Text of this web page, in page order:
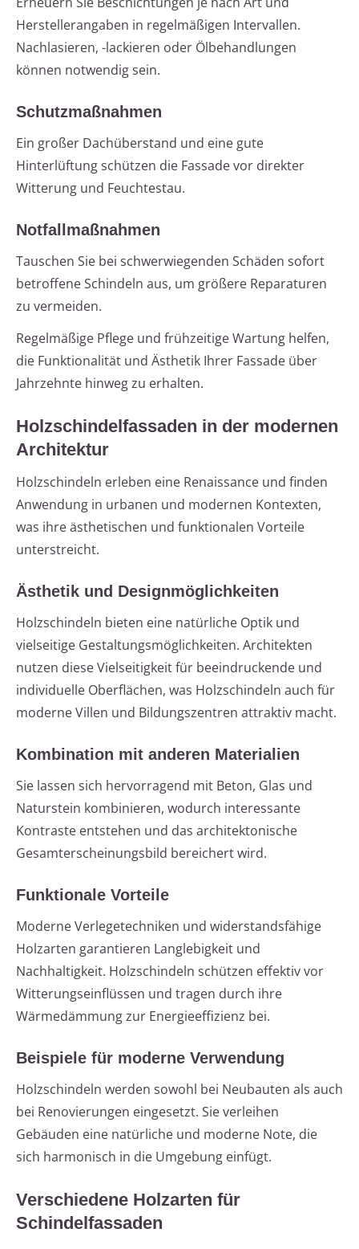
Herstellerangaben in regelmäßigen Intervallen.
Nachlasieren, -lackieren oder Ölbehandlungen
können notwendig sein.
Schutzmaßnahmen
Ein großer Dachüberstand und eine gute
Hinterlüftung schützen die Fassade vor direkter
Witterung und Feuchtestau.
Notfallmaßnahmen
Tauschen Sie bei schwerwiegenden Schäden sofort
betroffene Schindeln aus, um größere Reparaturen
zu vermeiden.
Regelmäßige Pflege und frühzeitige Wartung helfen,
die Funktionalität und Ästhetik Ihrer Fassade über
Jahrzehnte hinweg zu erhalten.
Holzschindelfassaden in der modernen
Architektur
Holzschindeln erleben eine Renaissance und finden
Anwendung in urbanen und modernen Kontexten,
was ihre ästhetischen und funktionalen Vorteile
unterstreicht.
Ästhetik und Designmöglichkeiten
Holzschindeln bieten eine natürliche Optik und
vielseitige Gestaltungsmöglichkeiten. Architekten
nutzen diese Vielseitigkeit für beeindruckende und
individuelle Oberflächen, was Holzschindeln auch für
moderne Villen und Bildungszentren attraktiv macht.
Kombination mit anderen Materialien
Sie lassen sich hervorragend mit Beton, Glas und
Naturstein kombinieren, wodurch interessante
Kontraste entstehen und das architektonische
Gesamterscheinungsbild bereichert wird.
Funktionale Vorteile
Moderne Verlegetechniken und widerstandsfähige
Holzarten garantieren Langlebigkeit und
Nachhaltigkeit. Holzschindeln schützen effektiv vor
Witterungseinflüssen und tragen durch ihre
Wärmedämmung zur Energieeffizienz bei.
Beispiele für moderne Verwendung
Holzschindeln werden sowohl bei Neubauten als auch
bei Renovierungen eingesetzt. Sie verleihen
Gebäuden eine natürliche und moderne Note, die
sich harmonisch in die Umgebung einfügt.
Verschiedene Holzarten für
Schindelfassaden